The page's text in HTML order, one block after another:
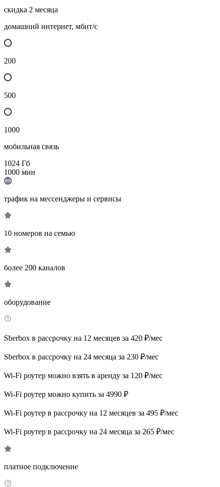
скидка 2 месяца
домашний интернет, мбит/с
200
500
1000
мобильная связь
1024 Гб
1000 мин
трафик на мессенджеры и сервисы
10 номеров на семью
более 200 каналов
оборудование
Sberbox в рассрочку на 12 месяцев за 420 ₽/мес
Sberbox в рассрочку на 24 месяца за 230 ₽/мес
Wi-Fi роутер можно взять в аренду за 120 ₽/мес
Wi-Fi роутер можно купить за 4990 ₽
Wi-Fi роутер в рассрочку на 12 месяцев за 495 ₽/мес
Wi-Fi роутер в рассрочку на 24 месяца за 265 ₽/мес
платное подключение